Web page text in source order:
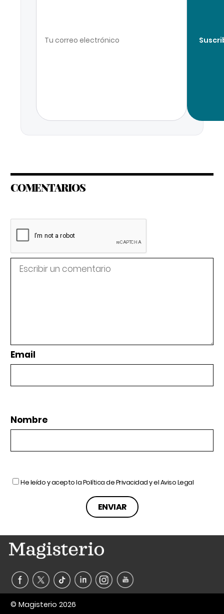
COMENTARIOS
Email
Nombre
He leído y acepto laPolítica de Privacidady elAviso Legal
© Magisterio 2026